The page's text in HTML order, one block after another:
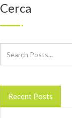
Cerca
Recent Posts